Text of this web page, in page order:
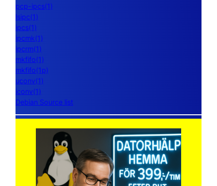
pcp-ipcs(1)
lsipc(1)
ipcs(1)
ipcmk(1)
ipcrm(1)
mkfifo(1)
mkfifo(1p)
uconv(1)
iconv(1)
Debian Source list